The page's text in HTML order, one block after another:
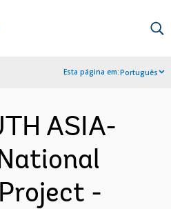
Esta página em:Português
ASIA-
-